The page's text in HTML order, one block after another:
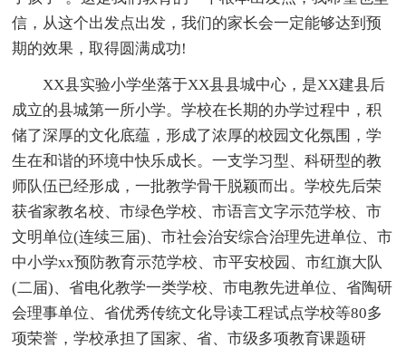
信，从这个出发点出发，我们的家长会一定能够达到预
期的效果，取得圆满成功!
XX县实验小学坐落于XX县县城中心，是XX建县后
成立的县城第一所小学。学校在长期的办学过程中，积
储了深厚的文化底蕴，形成了浓厚的校园文化氛围，学
生在和谐的环境中快乐成长。一支学习型、科研型的教
师队伍已经形成，一批教学骨干脱颖而出。学校先后荣
获省家教名校、市绿色学校、市语言文字示范学校、市
文明单位(连续三届)、市社会治安综合治理先进单位、市
中小学xx预防教育示范学校、市平安校园、市红旗大队
(二届)、省电化教学一类学校、市电教先进单位、省陶研
会理事单位、省优秀传统文化导读工程试点学校等80多
项荣誉，学校承担了国家、省、市级多项教育课题研